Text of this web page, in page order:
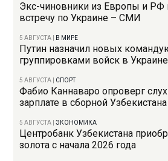
Экс-чиновники из Европы и РФ
встречу по Украине – СМИ
5 АВГУСТА В МИРЕ
Путин назначил новых
группировками войск в Украине
5 АВГУСТА СПОРТ
Фабио Каннаваро опроверг
зарплате в сборной Узбекистана
5 АВГУСТА |ЭКОНОМИКА
Центробанк Узбекистана
золота с начала 2026 года